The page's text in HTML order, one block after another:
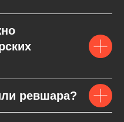
ревшара?